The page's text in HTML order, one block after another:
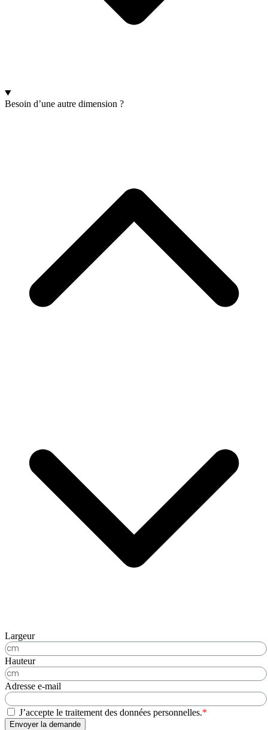
Besoin d’une autre dimension ?
Largeur
Hauteur
Adresse e-mail
J’accepte le traitement des données personnelles.*
Envoyer la demande